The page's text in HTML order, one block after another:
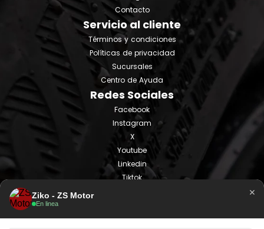
Contacto
Servicio al cliente
Términos y condiciones
Políticas de privacidad
Sucursales
Centro de Ayuda
Redes Sociales
Facebook
Instagram
X
Youtube
Linkedin
Tiktok
Ziko - ZS Motor
En linea
×